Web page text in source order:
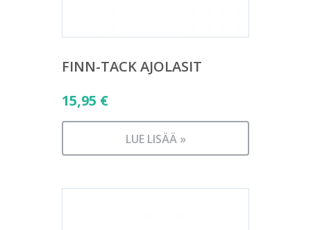
FINN-TACK AJOLASIT
15,95 €
LUE LISÄÄ »